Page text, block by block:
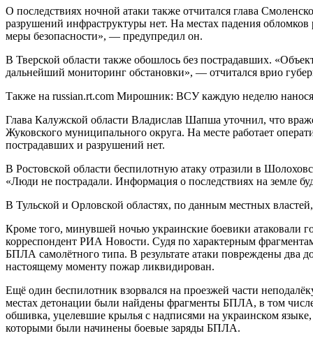
О последствиях ночной атаки также отчитался глава
разрушений инфраструктуры нет. На местах падения
меры безопасности», — предупредил он.
В Тверской области также обошлось без пострадавших.
дальнейший мониторинг обстановки», — отчитался врио
Также на russian.rt.com Мирошник: ВСУ каждую неделю
Глава Калужской области Владислав Шапша уточнил, что
Жуковского муниципального округа. На месте работает
пострадавших и разрушений нет.
В Ростовской области беспилотную атаку отразили в
«Люди не пострадали. Информация о последствиях на земле
В Тульской и Орловской областях, по данным местных
Кроме того, минувшей ночью украинские боевики атаковали
корреспондент РИА Новости. Судя по характерным
БПЛА самолётного типа. В результате атаки повреждены два
настоящему моменту пожар ликвидирован.
Ещё один беспилотник взорвался на проезжей части
местах детонации были найдены фрагменты БПЛА, в том
обшивка, уцелевшие крылья с надписями на украинском
которыми были начинены боевые заряды БПЛА.